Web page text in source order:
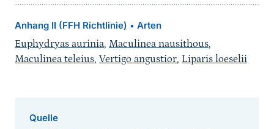
Anhang II (FFH Richtlinie) • Arten
Euphydryas aurinia, Maculinea nausithous,
Maculinea teleius, Vertigo angustior, Liparis loeselii
Quelle